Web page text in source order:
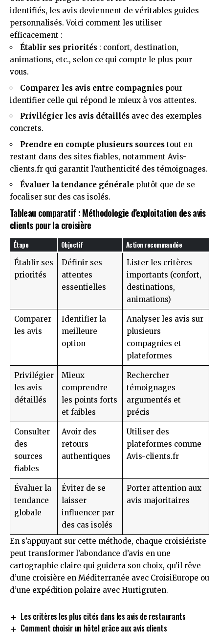
identifiés, les avis deviennent de véritables guides
personnalisés. Voici comment les utiliser
efficacement :
Établir ses priorités : confort, destination,
animations, etc., selon ce qui compte le plus pour
vous.
Comparer les avis entre compagnies pour
identifier celle qui répond le mieux à vos attentes.
Privilégier les avis détaillés avec des exemples
concrets.
Prendre en compte plusieurs sources tout en
restant dans des sites fiables, notamment Avis-
clients.fr qui garantit l’authenticité des témoignages.
Évaluer la tendance générale plutôt que de se
focaliser sur des cas isolés.
Tableau comparatif : Méthodologie d’exploitation des avis
clients pour la croisière
Étape Objectif Action recommandée
Établir ses
priorités
Définir ses
attentes
essentielles
Lister les critères
importants (confort,
destinations,
animations)
Comparer
les avis
Identifier la
meilleure
option
Analyser les avis sur
plusieurs
compagnies et
plateformes
Privilégier
les avis
détaillés
Mieux
comprendre
les points forts
et faibles
Rechercher
témoignages
argumentés et
précis
Consulter
des
sources
fiables
Avoir des
retours
authentiques
Utiliser des
plateformes comme
Avis-clients.fr
Évaluer la
tendance
globale
Éviter de se
laisser
influencer par
des cas isolés
Porter attention aux
avis majoritaires
En s’appuyant sur cette méthode, chaque croisiériste
peut transformer l’abondance d’avis en une
cartographie claire qui guidera son choix, qu’il rêve
d’une croisière en Méditerranée avec CroisiEurope ou
d’une expédition polaire avec Hurtigruten.
Les critères les plus cités dans les avis de restaurants
Comment choisir un hôtel grâce aux avis clients